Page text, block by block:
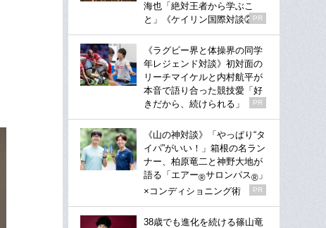
海也「絶対王者から学ぶこ
と」《ケイリン国際対談②》
PR
《ラグビー界と体操界の同学
年レジェンド対談》初対面の
リーチマイケルと内村航平が
本音で語り合った競技愛「好
きだから、続けられる」
PR
《山の神対談》「やっぱり“タ
イパ”がいい！」箱根の名ラン
ナー、柏原竜二と神野大地が
語る「エアー®サロンパス® 」
×コンディショニング術
PR
38歳でも進化を続ける篠山竜